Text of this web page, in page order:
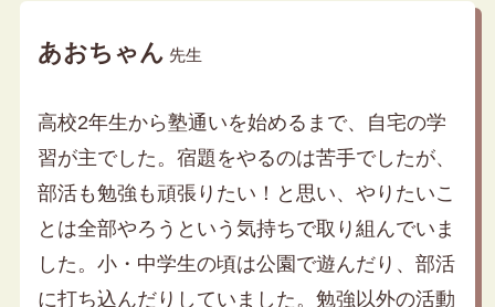
あおちゃん 先生
高校2年生から塾通いを始めるまで、自宅の学
習が主でした。宿題をやるのは苦手でしたが、
部活も勉強も頑張りたい！と思い、やりたいこ
とは全部やろうという気持ちで取り組んでいま
した。小・中学生の頃は公園で遊んだり、部活
に打ち込んだりしていました。勉強以外の活動